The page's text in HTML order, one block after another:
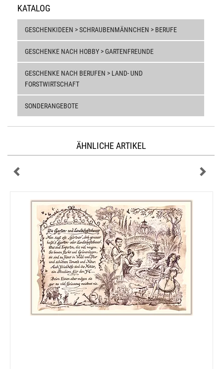
KATALOG
GESCHENKIDEEN > SCHRAUBENMÄNNCHEN > BERUFE
GESCHENKE NACH HOBBY > GARTENFREUNDE
GESCHENKE NACH BERUFEN > LAND- UND
FORSTWIRTSCHAFT
SONDERANGEBOTE
ÄHNLICHE ARTIKEL